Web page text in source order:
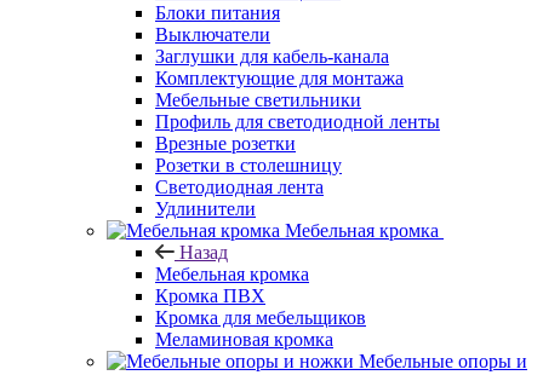
Блоки питания
Выключатели
Заглушки для кабель-канала
Комплектующие для монтажа
Мебельные светильники
Профиль для светодиодной ленты
Врезные розетки
Розетки в столешницу
Светодиодная лента
Удлинители
Мебельная кромка
Назад
Мебельная кромка
Кромка ПВХ
Кромка для мебельщиков
Меламиновая кромка
Мебельные опоры и